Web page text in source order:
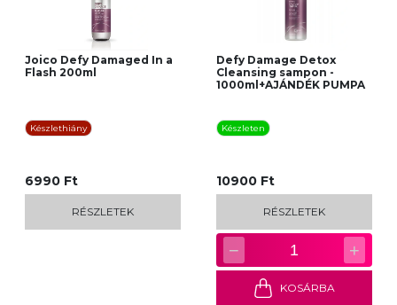
Joico Defy Damaged In a
Flash 200ml
Készlethiány
6990 Ft
RÉSZLETEK
Defy Damage Detox
Cleansing sampon -
1000ml+AJÁNDÉK PUMPA
Készleten
10900 Ft
RÉSZLETEK
− 1 +
KOSÁRBA